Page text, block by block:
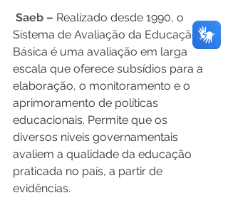
Saeb – Realizado desde 1990, o
Sistema de Avaliação da Educação
Básica é uma avaliação em larga
escala que oferece subsídios para a
elaboração, o monitoramento e o
aprimoramento de políticas
educacionais. Permite que os
diversos níveis governamentais
avaliem a qualidade da educação
praticada no país, a partir de
evidências.